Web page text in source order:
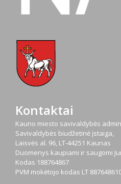
Kontaktai
Kauno miesto savivaldybės
Savivaldybės biudžetinė įstaiga,
Laisvės al. 96, LT-44251 Kaunas
Duomenys kaupiami ir saugomi
Kodas 188764867
PVM mokėtojo kodas LT